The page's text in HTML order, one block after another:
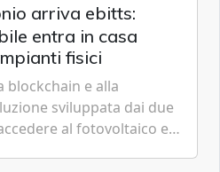
arriva ebitts:
entra in casa
fisici
blockchain e alla
sviluppata dai due
al fotovoltaico e